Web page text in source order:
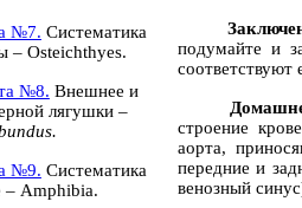
№7. Систематика
– Osteichthyes.
№8. Внешнее и
лягушки –
.
№9. Систематика
– Amphibia.
подумайте и
соответствуют
строение
аорта,
передние и
венозный